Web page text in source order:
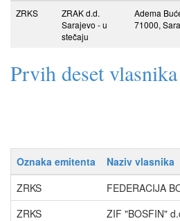
ZRKS
ZRAK d.d.
Sarajevo - u
stečaju
Adema
71000,
Prvih deset vlasnika
Oznaka emitenta Naziv vlasnika
ZRKS
FEDERACIJA
ZRKS
ZIF "BOSFIN"